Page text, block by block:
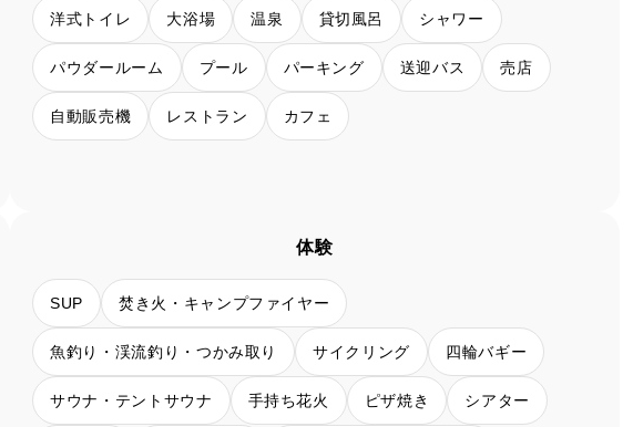
洋式トイレ 大浴場 温泉 貸切風呂 シャワー
パウダールーム プール パーキング 送迎バス 売店
自動販売機 レストラン カフェ
体験
SUP 焚き火・キャンプファイヤー
魚釣り・渓流釣り・つかみ取り サイクリング 四輪バギー
サウナ・テントサウナ 手持ち花火 ピザ焼き シアター